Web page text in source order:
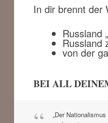
In dir brennt der
Russland
Russland
von der
BEI ALL
„Der